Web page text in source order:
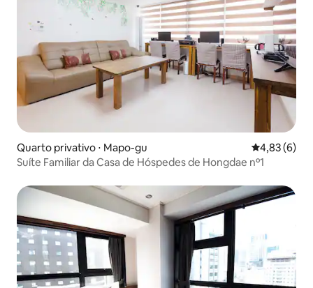
Quarto privativo ⋅ Mapo-gu 4,83 de uma
4,83 (6)
Suíte Familiar da Casa de Hóspedes de Hongdae nº1